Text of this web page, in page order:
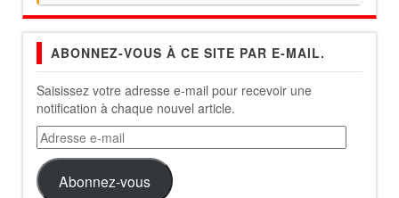
ABONNEZ-VOUS À CE SITE PAR E-MAIL.
Saisissez votre adresse e-mail pour recevoir une
notification à chaque nouvel article.
Adresse
e-
mail
Abonnez-vous